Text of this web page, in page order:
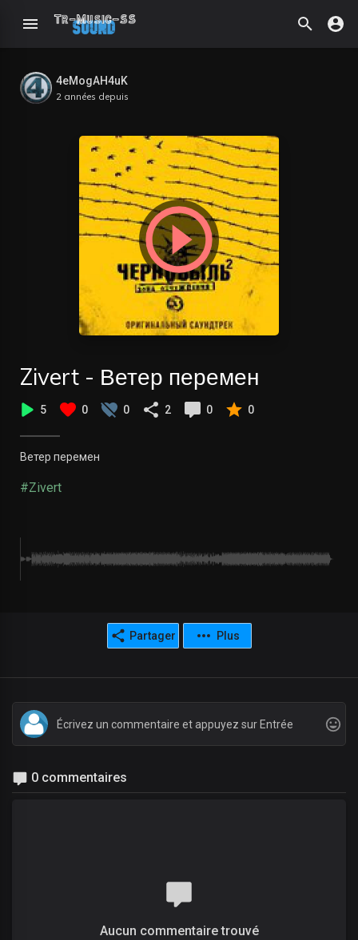
4eMogAH4uK
2 années depuis
Zivert - Ветер перемен
5 0 0 2 0 0
Ветер перемен
#Zivert
Partager Plus
0 commentaires
Aucun commentaire trouvé